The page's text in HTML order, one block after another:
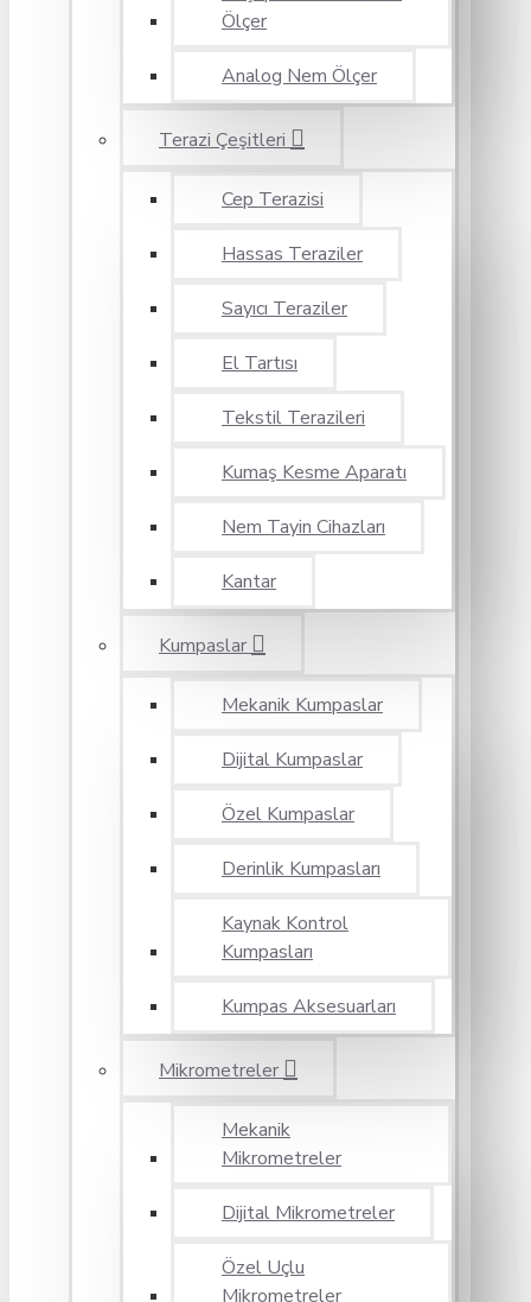
Ölçer
Analog Nem Ölçer
Terazi Çeşitleri
Cep Terazisi
Hassas Teraziler
Sayıcı Teraziler
El Tartısı
Tekstil Terazileri
Kumaş Kesme Aparatı
Nem Tayin Cihazları
Kantar
Kumpaslar
Mekanik Kumpaslar
Dijital Kumpaslar
Özel Kumpaslar
Derinlik Kumpasları
Kaynak Kontrol
Kumpasları
Kumpas Aksesuarları
Mikrometreler
Mekanik
Mikrometreler
Dijital Mikrometreler
Özel Uçlu
Mikrometreler